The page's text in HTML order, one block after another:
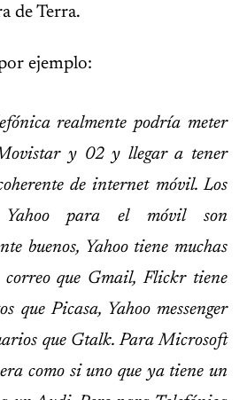
de Terra.
ejemplo:
realmente podría meter
y 02 y llegar a tener
de internet móvil. Los
Yahoo para el móvil son
buenos, Yahoo tiene muchas
correo que Gmail, Flickr tiene
que Picasa, Yahoo messenger
que Gtalk. Para Microsoft
como si uno que ya tiene un